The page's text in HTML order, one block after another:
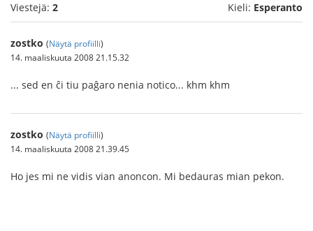
Viestejä: 2 Kieli: Esperanto
zostko (Näytä profiilli)
14. maaliskuuta 2008 21.15.32
... sed en ĉi tiu paĝaro nenia notico... khm khm
zostko (Näytä profiilli)
14. maaliskuuta 2008 21.39.45
Ho jes mi ne vidis vian anoncon. Mi bedauras mian pekon.